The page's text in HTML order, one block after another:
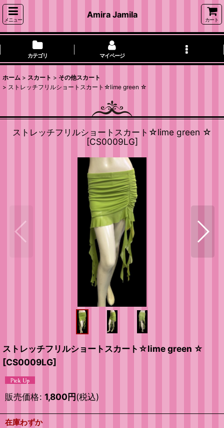
メニュー
Amira Jamila
カート
カテゴリ マイページ
ホーム > スカート > その他スカート
> ストレッチフリルショートスカート☆lime green ☆
ストレッチフリルショートスカート☆lime green ☆
[CS0009LG]
ストレッチフリルショートスカート☆lime green ☆
[CS0009LG]
販売価格: 1,800円(税込)
在庫わずか